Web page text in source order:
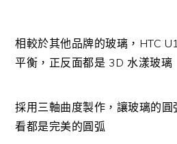
相較於其他品牌的玻璃，HTC
平衡，正反面都是 3D 水漾玻璃
採用三軸曲度製作，讓玻璃的
看都是完美的圓弧